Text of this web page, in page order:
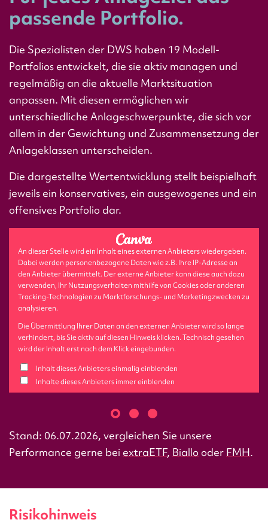
passende Portfolio.
Die Spezialisten der DWS haben 19 Modell-
Portfolios entwickelt, die sie aktiv managen und
regelmäßig an die aktuelle Marktsituation
anpassen. Mit diesen ermöglichen wir
unterschiedliche Anlageschwerpunkte, die sich vor
allem in der Gewichtung und Zusammensetzung der
Anlageklassen unterscheiden.
Die dargestellte Wertentwicklung stellt beispielhaft
jeweils ein konservatives, ein ausgewogenes und ein
offensives Portfolio dar.
An dieser Stelle wird ein Inhalt eines externen Anbieters wiedergeben.
Dabei werden personenbezogene Daten wie z.B. Ihre IP-Adresse an
den Anbieter übermittelt. Der externe Anbieter kann diese auch dazu
verwenden, Ihr Nutzungsverhalten mithilfe von Cookies oder anderen
Tracking-Technologien zu Marktforschungs- und Marketingzwecken zu
analysieren.
Die Übermittlung Ihrer Daten an den externen Anbieter wird so lange
verhindert, bis Sie aktiv auf diesen Hinweis klicken. Technisch gesehen
wird der Inhalt erst nach dem Klick eingebunden.
Inhalt dieses Anbieters einmalig einblenden
Inhalte dieses Anbieters immer einblenden
Stand: 06.07.2026, vergleichen Sie unsere
Performance gerne bei extraETF, Biallo oder FMH.
Risikohinweis